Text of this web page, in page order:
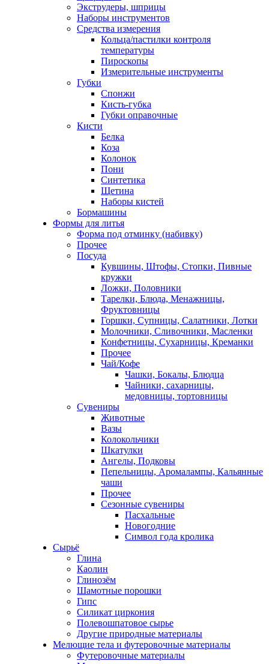
Экструдеры, шприцы
Наборы инструментов
Средства измерения
Кольца/пастилки контроля
температуры
Пироскопы
Измерительные инструменты
Губки
Спонжи
Кисть-губка
Губки оправочные
Кисти
Белка
Коза
Колонок
Пони
Синтетика
Щетина
Наборы кистей
Бормашины
Формы для литья
Форма под отминку (набивку)
Прочее
Посуда
Кувшины, Штофы, Стопки, Пивные
кружки
Ложки, Половники
Тарелки, Блюда, Менажницы,
Фруктовницы
Горшки, Супницы, Салатники, Лотки
Молочники, Сливочники, Масленки
Конфетницы, Сухарницы, Креманки
Прочее
Чай/Кофе
Чашки, Бокалы, Блюдца
Чайники, сахарницы,
медовницы, тортовницы
Сувениры
Животные
Вазы
Колокольчики
Шкатулки
Ангелы, Подковы
Пепельницы, Аромалампы, Кальянные
чаши
Прочее
Сезонные сувениры
Пасхальные
Новогодние
Символ года кролика
Сырьё
Глина
Каолин
Глинозём
Шамотные порошки
Гипс
Силикат циркония
Полевошпатовое сырье
Другие природные материалы
Мелющие тела и футеровочные материалы
Футеровочные материалы